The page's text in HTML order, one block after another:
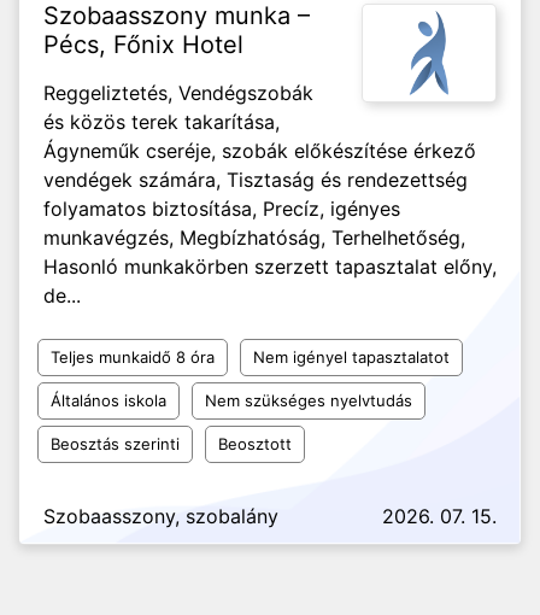
Szobaasszony munka –
Pécs, Főnix Hotel
Reggeliztetés, Vendégszobák
és közös terek takarítása,
Ágyneműk cseréje, szobák előkészítése érkező
vendégek számára, Tisztaság és rendezettség
folyamatos biztosítása, Precíz, igényes
munkavégzés, Megbízhatóság, Terhelhetőség,
Hasonló munkakörben szerzett tapasztalat előny,
de...
Teljes munkaidő 8 óra Nem igényel tapasztalatot
Általános iskola Nem szükséges nyelvtudás
Beosztás szerinti Beosztott
Szobaasszony, szobalány 2026. 07. 15.